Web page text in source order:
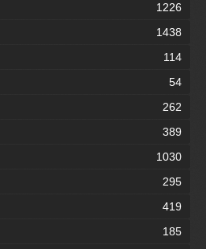
1226
1438
114
54
262
389
1030
295
419
185